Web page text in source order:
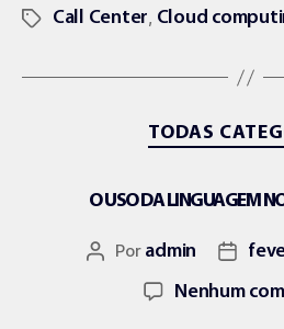
Call Center, Cloud
TODAS
O USO DA LINGUAGEM
Por admin
Nenhum